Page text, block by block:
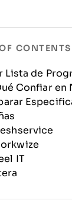
CONTENTS
Lista de
Confiar en
IT
Glue